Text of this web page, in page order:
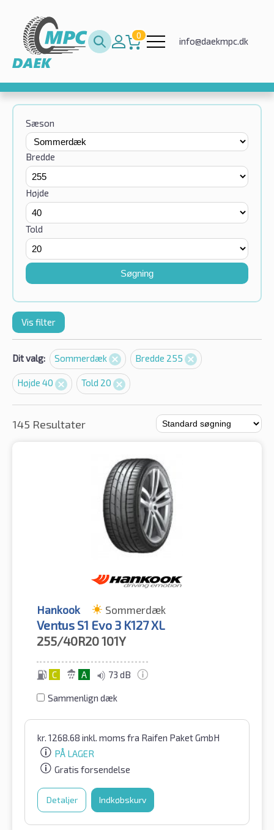
0
info@daekmpc.dk
Sæson
Bredde
Højde
Told
Søgning
Vis filter
Dit valg: Sommerdæk Bredde 255
Højde 40 Told 20
145 Resultater
Hankook Sommerdæk
Ventus S1 Evo 3 K127 XL
255/40R20101Y
C A 73 dB
Sammenlign dæk
kr. 1268.68 inkl. moms fra Raifen Paket GmbH
PÅ LAGER
Gratis forsendelse
Detaljer Indkøbskurv